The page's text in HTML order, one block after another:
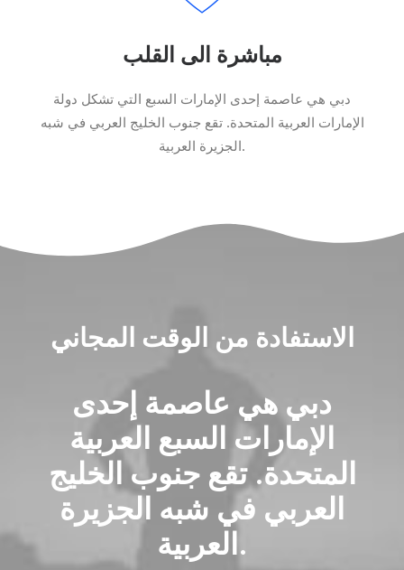
مباشرة الى القلب
دبي هي عاصمة إحدى الإمارات السبع التي تشكل دولة
الإمارات العربية المتحدة. تقع جنوب الخليج العربي في شبه
الجزيرة العربية.
الاستفادة من الوقت المجاني
دبي هي عاصمة إحدى
الإمارات السبع العربية
المتحدة. تقع جنوب الخليج
العربي في شبه الجزيرة
العربية.